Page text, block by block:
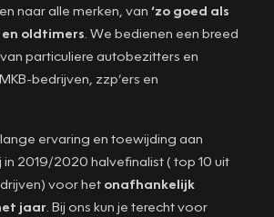
naar alle merken, van ‘zo goed als
oldtimers . We bedienen een breed
particuliere autobezitters en
bedrijven, zzp’ers en
ervaring en toewijding aan
in 2019/2020 halvefinalist ( top 10 uit
voor het onafhankelijk
jaar . Bij ons kun je terecht voor